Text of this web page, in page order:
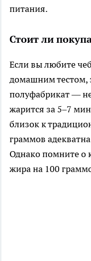
питания.
Стоит ли
Если вы любите
домашним
полуфабрикат —
жарится за 5–7
близок к
граммов
Однако помните о
жира на 100